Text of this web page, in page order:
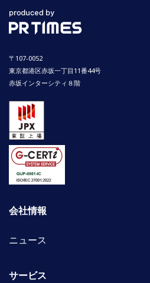
〒107-0052
東京都港区赤坂一丁目11番44号
赤坂インターシティ８階
会社情報
ニュース
サービス